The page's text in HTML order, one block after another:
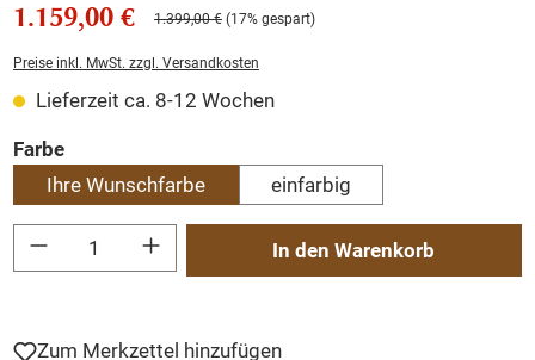
1.159,00 € 1.399,00 € (17% gespart)
Preise inkl. MwSt. zzgl. Versandkosten
Lieferzeit ca. 8-12 Wochen
Farbeauswählen
Ihre Wunschfarbe
einfarbig
Produkt Anzahl: Gib den gewünschten Wert ein oder benutze die Schaltflächen
In den Warenkorb
Zum Merkzettel hinzufügen